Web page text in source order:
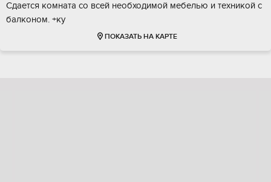
Сдается комната со всей необходимой мебелью и техникой с
балконом. +ку
ПОКАЗАТЬ НА КАРТЕ